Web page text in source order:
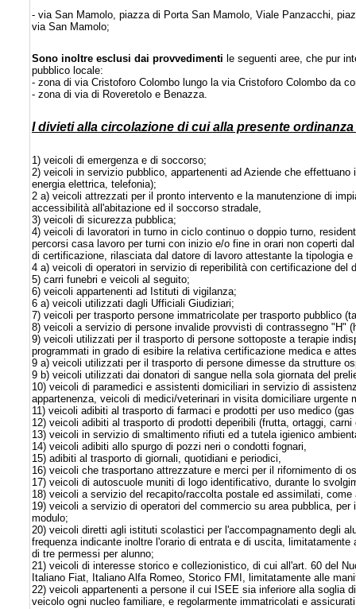
- via San Mamolo, piazza di Porta San Mamolo, Viale Panzacchi,
via San Mamolo;
Sono inoltre esclusi dai provvedimenti le seguenti aree, che pur
pubblico locale:
- zona di via Cristoforo Colombo lungo la via Cristoforo Colombo da
- zona di via di Roveretolo e Benazza.
I divieti alla circolazione di cui alla presente
1) veicoli di emergenza e di soccorso;
2) veicoli in servizio pubblico, appartenenti ad Aziende che
energia elettrica, telefonia);
2 a) veicoli attrezzati per il pronto intervento e la manutenzione di
accessibilità all'abitazione ed il soccorso stradale,
3) veicoli di sicurezza pubblica;
4) veicoli di lavoratori in turno in ciclo continuo o doppio turno,
percorsi casa lavoro per turni con inizio e/o fine in orari non coperti
di certificazione, rilasciata dal datore di lavoro attestante la tipologia
4 a) veicoli di operatori in servizio di reperibilità con certificazione del
5) carri funebri e veicoli al seguito;
6) veicoli appartenenti ad Istituti di vigilanza;
6 a) veicoli utilizzati dagli Ufficiali Giudiziari;
7) veicoli per trasporto persone immatricolate per trasporto pubblico
8) veicoli a servizio di persone invalide provvisti di contrassegno "H"
9) veicoli utilizzati per il trasporto di persone sottoposte a terapie
programmati in grado di esibire la relativa certificazione medica e
9 a) veicoli utilizzati per il trasporto di persone dimesse da strutture
9 b) veicoli utilizzati dai donatori di sangue nella sola giornata del
10) veicoli di paramedici e assistenti domiciliari in servizio di
appartenenza, veicoli di medici/veterinari in visita domiciliare
11) veicoli adibiti al trasporto di farmaci e prodotti per uso medico
12) veicoli adibiti al trasporto di prodotti deperibili (frutta, ortaggi,
13) veicoli in servizio di smaltimento rifiuti ed a tutela igienico
14) veicoli adibiti allo spurgo di pozzi neri o condotti fognari,
15) adibiti al trasporto di giornali, quotidiani e periodici,
16) veicoli che trasportano attrezzature e merci per il rifornimento di
17) veicoli di autoscuole muniti di logo identificativo, durante lo
18) veicoli a servizio del recapito/raccolta postale ed assimilati,
19) veicoli a servizio di operatori del commercio su area pubblica,
modulo;
20) veicoli diretti agli istituti scolastici per l'accompagnamento degli
frequenza indicante inoltre l'orario di entrata e di uscita,
di tre permessi per alunno;
21) veicoli di interesse storico e collezionistico, di cui all'art. 60 del
Italiano Fiat, Italiano Alfa Romeo, Storico FMI, limitatamente alle
22) veicoli appartenenti a persone il cui ISEE sia inferiore alla soglia
veicolo ogni nucleo familiare, e regolarmente immatricolati e